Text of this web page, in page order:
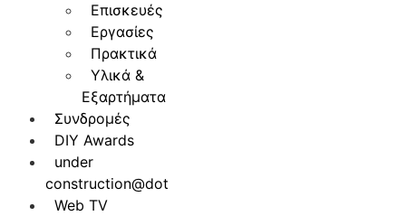
Επισκευές
Εργασίες
Πρακτικά
Υλικά &
Εξαρτήματα
Συνδρομές
DIY Awards
under
construction@dot
Web TV